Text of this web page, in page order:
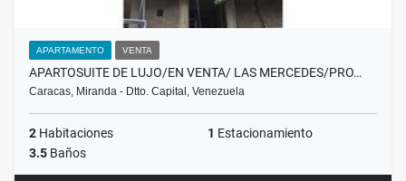
APARTAMENTO VENTA
APARTOSUITE DE LUJO/EN VENTA/ LAS MERCEDES/PRO…
Caracas, Miranda - Dtto. Capital, Venezuela
2 Habitaciones 1 Estacionamiento
3.5 Baños